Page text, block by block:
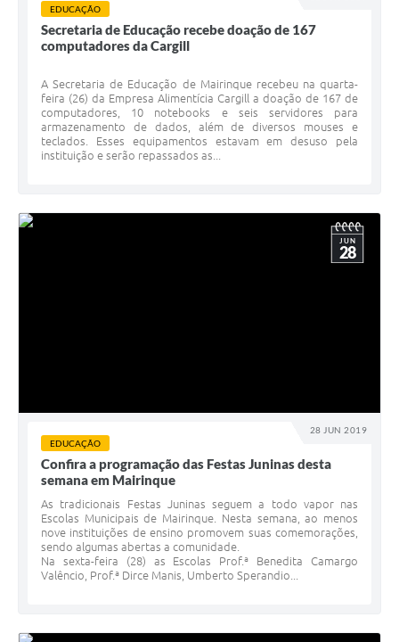
EDUCAÇÃO
Secretaria de Educação recebe doação de 167
computadores da Cargill
A Secretaria de Educação de Mairinque recebeu na quarta-
feira (26) da Empresa Alimentícia Cargill a doação de 167 de
computadores, 10 notebooks e seis servidores para
armazenamento de dados, além de diversos mouses e
teclados. Esses equipamentos estavam em desuso pela
instituição e serão repassados as...
28 JUN 2019
JUN
28
EDUCAÇÃO
Confira a programação das Festas Juninas desta
semana em Mairinque
As tradicionais Festas Juninas seguem a todo vapor nas
Escolas Municipais de Mairinque. Nesta semana, ao menos
nove instituições de ensino promovem suas comemorações,
sendo algumas abertas a comunidade.
Na sexta-feira (28) as Escolas Prof.ª Benedita Camargo
Valêncio, Prof.ª Dirce Manis, Umberto Sperandio...